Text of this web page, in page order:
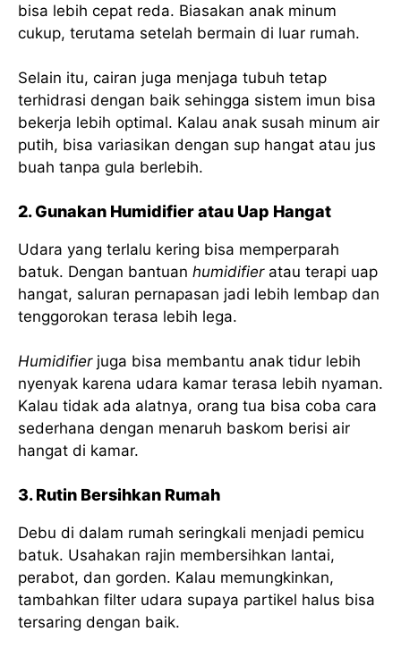
bisa lebih cepat reda. Biasakan anak minum
cukup, terutama setelah bermain di luar rumah.
Selain itu, cairan juga menjaga tubuh tetap
terhidrasi dengan baik sehingga sistem imun bisa
bekerja lebih optimal. Kalau anak susah minum air
putih, bisa variasikan dengan sup hangat atau jus
buah tanpa gula berlebih.
2. Gunakan Humidifier atau Uap Hangat
Udara yang terlalu kering bisa memperparah
batuk. Dengan bantuan humidifieratau terapi uap
hangat, saluran pernapasan jadi lebih lembap dan
tenggorokan terasa lebih lega.
Humidifierjuga bisa membantu anak tidur lebih
nyenyak karena udara kamar terasa lebih nyaman.
Kalau tidak ada alatnya, orang tua bisa coba cara
sederhana dengan menaruh baskom berisi air
hangat di kamar.
3. Rutin Bersihkan Rumah
Debu di dalam rumah seringkali menjadi pemicu
batuk. Usahakan rajin membersihkan lantai,
perabot, dan gorden. Kalau memungkinkan,
tambahkan filter udara supaya partikel halus bisa
tersaring dengan baik.